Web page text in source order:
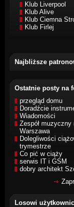
Klub Liverpool
Klub Alive
Klub Ciemna
Klub Firlej
Najbliższe
Ostatnie posty na
przegląd domu
Doradźcie
Wiadomości
Zespół muzyczny
Warszawa
Dolegliwości
trymestrze
Co pić w ciąży
serwis IT i GSM
dobry architekt
Losowi